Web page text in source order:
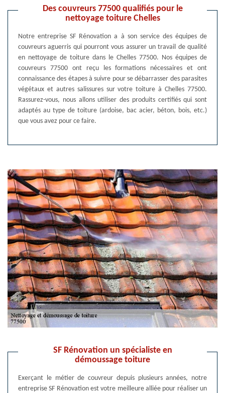
Des couvreurs 77500 qualifiés pour le
nettoyage toiture Chelles
Notre entreprise SF Rénovation a à son service des équipes de
couvreurs aguerris qui pourront vous assurer un travail de qualité
en nettoyage de toiture dans le Chelles 77500. Nos équipes de
couvreurs 77500 ont reçu les formations nécessaires et ont
connaissance des étapes à suivre pour se débarrasser des parasites
végétaux et autres salissures sur votre toiture à Chelles 77500.
Rassurez-vous, nous allons utiliser des produits certifiés qui sont
adaptés au type de toiture (ardoise, bac acier, béton, bois, etc.)
que vous avez pour ce faire.
SF Rénovation un spécialiste en
démoussage toiture
Exerçant le métier de couvreur depuis plusieurs années, notre
entreprise SF Rénovation est votre meilleure alliée pour réaliser un